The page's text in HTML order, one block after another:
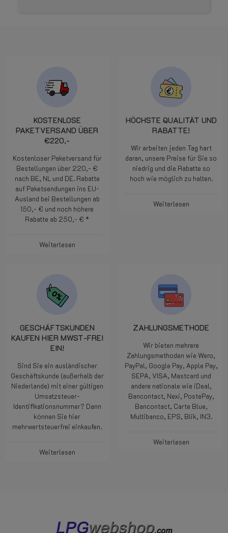
KOSTENLOSE
PAKETVERSAND ÜBER
€220,-
Kostenloser Paketversand für
Bestellungen über 220,- €
nach BE, NL und DE. Rabatte
auf Paketsendungen ins EU-
Ausland bei Bestellungen ab
150,- € und noch höhere
Rabatte ab 250,- € *
Weiterlesen
HÖCHSTE QUALITÄT UND
RABATTE!
Wir arbeiten jeden Tag hart
daran, unsere Preise für Sie so
niedrig und die Rabatte so
hoch wie möglich zu halten.
Weiterlesen
GESCHÄFTSKUNDEN
KAUFEN HIER MWST-FREI
EIN!
Sind Sie ein ausländischer
Geschäftskunde (außerhalb der
Niederlande) mit einer gültigen
Umsatzsteuer-
Identifikationsnummer? Dann
können Sie hier
mehrwertsteuerfrei einkaufen.
Weiterlesen
ZAHLUNGSMETHODE
Wir bieten mehrere
Zahlungsmethoden wie Wero,
PayPal, Google Pay, Apple Pay,
SEPA, VISA, Mastcard und
andere nationale wie iDeal,
Bancontact, Nexi, PostePay,
Bancontact, Carte Blue,
Multibanco, EPS, Blik, IN3.
Weiterlesen